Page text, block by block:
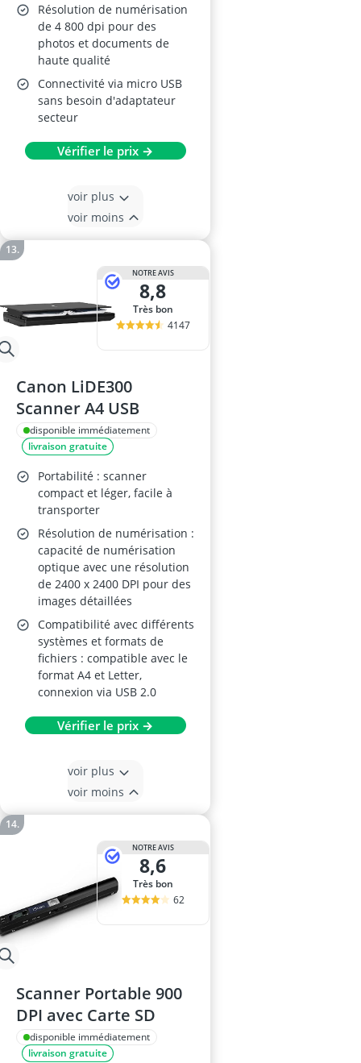
Résolution de numérisation
de 4 800 dpi pour des
photos et documents de
haute qualité
Connectivité via micro USB
sans besoin d'adaptateur
secteur
Vérifier le prix →
voir plus
voir moins
NOTRE AVIS
8,8
Très bon
4147
Canon LiDE300
Scanner A4 USB
disponible immédiatement
livraison gratuite
Portabilité : scanner
compact et léger, facile à
transporter
Résolution de numérisation :
capacité de numérisation
optique avec une résolution
de 2400 x 2400 DPI pour des
images détaillées
Compatibilité avec différents
systèmes et formats de
fichiers : compatible avec le
format A4 et Letter,
connexion via USB 2.0
Vérifier le prix →
voir plus
voir moins
NOTRE AVIS
8,6
Très bon
62
Scanner Portable 900
DPI avec Carte SD
disponible immédiatement
livraison gratuite